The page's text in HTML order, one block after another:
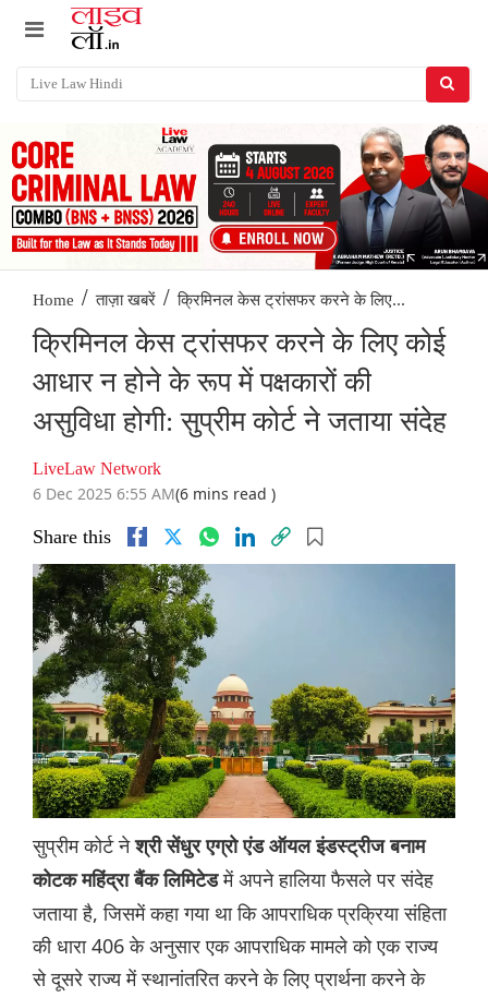
Home / ताज़ा खबरें / क्रिमिनल केस ट्रांसफर करने के लिए...
क्रिमिनल केस ट्रांसफर करने के लिए कोई
आधार न होने के रूप में पक्षकारों की
असुविधा होगी: सुप्रीम कोर्ट ने जताया संदेह
LiveLaw Network
6 Dec 2025 6:55 AM(6 mins read )
Share this
सुप्रीम कोर्ट नेश्री सेंधुर एग्रो एंड ऑयल इंडस्ट्रीज बनाम
कोटक महिंद्रा बैंक लिमिटेडमें अपने हालिया फैसले पर संदेह
जताया है, जिसमें कहा गया था कि आपराधिक प्रक्रिया संहिता
की धारा 406 के अनुसार एक आपराधिक मामले को एक राज्य
से दूसरे राज्य में स्थानांतरित करने के लिए प्रार्थना करने के